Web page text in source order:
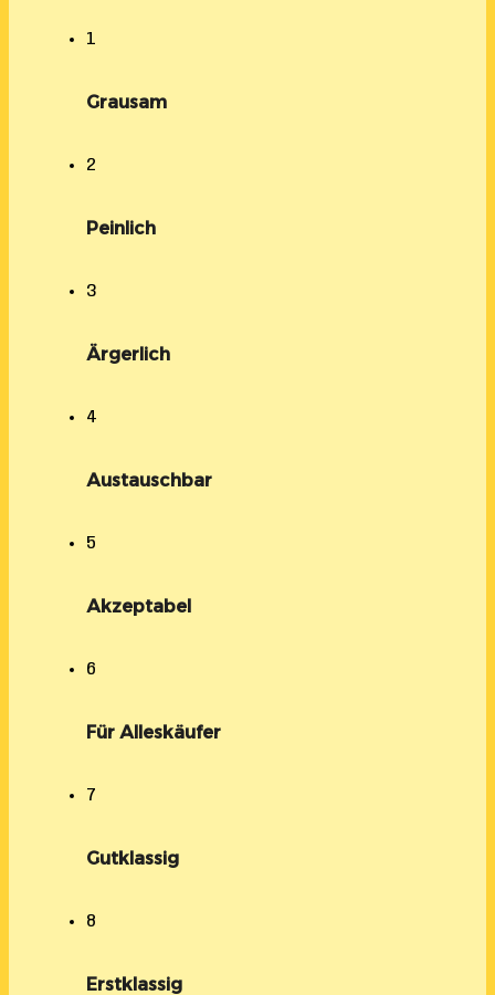
1
Grausam
2
Peinlich
3
Ärgerlich
4
Austauschbar
5
Akzeptabel
6
Für Alleskäufer
7
Gutklassig
8
Erstklassig